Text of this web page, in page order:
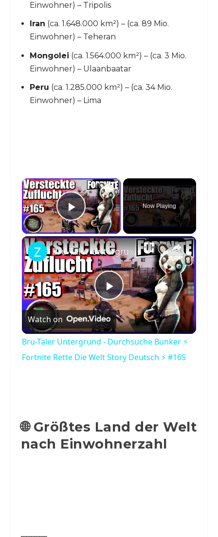
Einwohner) – Tripolis
Iran (ca. 1.648.000 km²) – (ca. 89 Mio.
Einwohner) – Teheran
Mongolei (ca. 1.564.000 km²) – (ca. 3 Mio.
Einwohner) – Ulaanbaatar
Peru (ca. 1.285.000 km²) – (ca. 34 Mio.
Einwohner) – Lima
×
Play Video
Now Playing
×
Play
Video
Bru-Taler Untergrund - Durchsuche Bunker ⚡ Fortnite Rette Die Welt Story Deutsch ⚡ #165
Watch on
Bru-Taler Untergrund - Durchsuche Bunker ⚡
Fortnite Rette Die Welt Story Deutsch ⚡ #165
🌐 Größtes Land der Welt
nach Einwohnerzahl